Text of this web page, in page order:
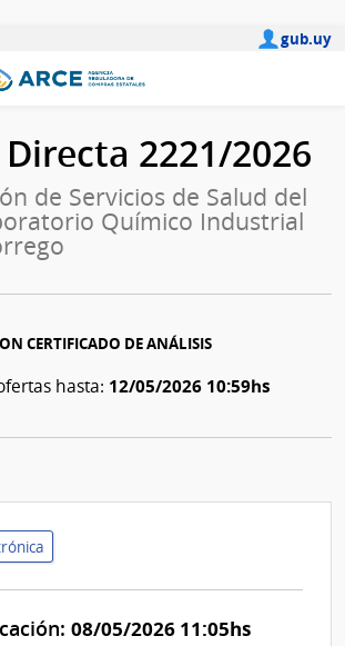
gub.uy
2221/2026
de Servicios de Salud del
Químico Industrial
CERTIFICADO DE ANÁLISIS
hasta: 12/05/2026 10:59hs
08/05/2026 11:05hs